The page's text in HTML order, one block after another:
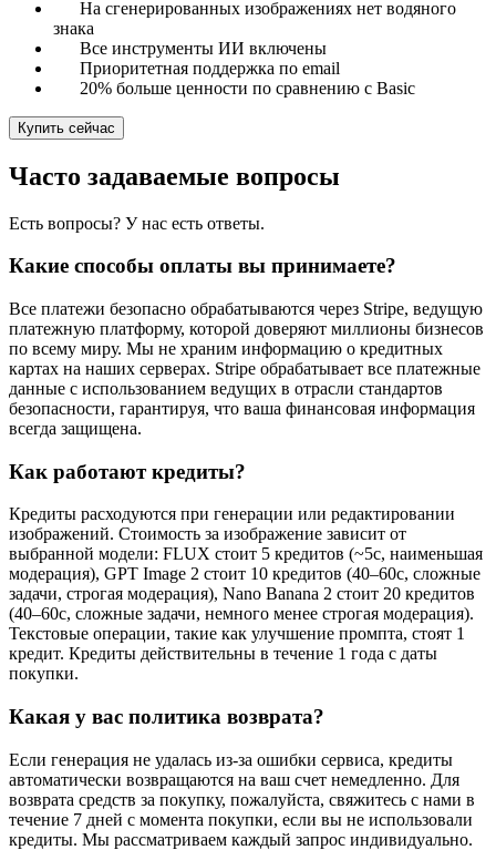
На сгенерированных изображениях нет водяного
знака
Все инструменты ИИ включены
Приоритетная поддержка по email
20% больше ценности по сравнению с Basic
Купить сейчас
Часто задаваемые вопросы
Есть вопросы? У нас есть ответы.
Какие способы оплаты вы принимаете?
Все платежи безопасно обрабатываются через Stripe, ведущую
платежную платформу, которой доверяют миллионы бизнесов
по всему миру. Мы не храним информацию о кредитных
картах на наших серверах. Stripe обрабатывает все платежные
данные с использованием ведущих в отрасли стандартов
безопасности, гарантируя, что ваша финансовая информация
всегда защищена.
Как работают кредиты?
Кредиты расходуются при генерации или редактировании
изображений. Стоимость за изображение зависит от
выбранной модели: FLUX стоит 5 кредитов (~5с, наименьшая
модерация), GPT Image 2 стоит 10 кредитов (40–60с, сложные
задачи, строгая модерация), Nano Banana 2 стоит 20 кредитов
(40–60с, сложные задачи, немного менее строгая модерация).
Текстовые операции, такие как улучшение промпта, стоят 1
кредит. Кредиты действительны в течение 1 года с даты
покупки.
Какая у вас политика возврата?
Если генерация не удалась из-за ошибки сервиса, кредиты
автоматически возвращаются на ваш счет немедленно. Для
возврата средств за покупку, пожалуйста, свяжитесь с нами в
течение 7 дней с момента покупки, если вы не использовали
кредиты. Мы рассматриваем каждый запрос индивидуально.